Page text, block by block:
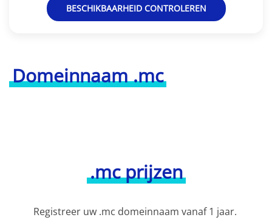
Domeinnaam .mc
BESCHIKBAARHEID CONTROLEREN
.mc prijzen
Registreer uw .mc domeinnaam vanaf 1 jaar.